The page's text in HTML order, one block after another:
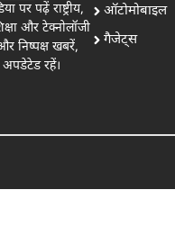
पर पढ़ें राष्ट्रीय,
और टेक्नोलॉजी
निष्पक्ष खबरें,
रहें।
ऑटोमोबाइल
गैजेट्स